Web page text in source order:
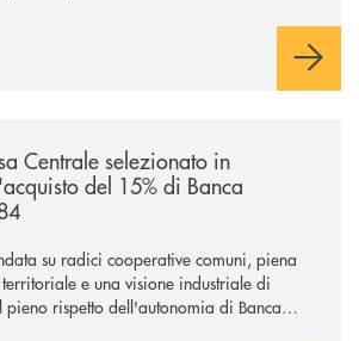
per la finalizzazione dell’operazione.
Centrale selezionato in
del 15% di Banca
su radici cooperative comuni, piena
e una visione industriale di
rispetto dell'autonomia di Banca